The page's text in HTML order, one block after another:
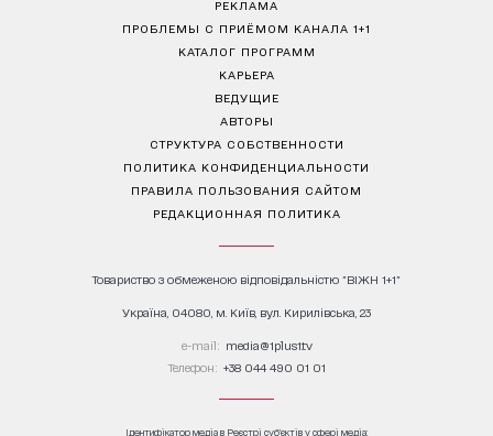
РЕКЛАМА
ПРОБЛЕМЫ С ПРИЁМОМ КАНАЛА 1+1
КАТАЛОГ ПРОГРАММ
КАРЬЕРА
ВЕДУЩИЕ
АВТОРЫ
СТРУКТУРА СОБСТВЕННОСТИ
ПОЛИТИКА КОНФИДЕНЦИАЛЬНОСТИ
ПРАВИЛА ПОЛЬЗОВАНИЯ САЙТОМ
РЕДАКЦИОННАЯ ПОЛИТИКА
Товариство з обмеженою відповідальністю "ВІЖН 1+1"
Україна, 04080, м. Київ, вул. Кирилівська, 23
е-mail: media@1plus1.tv
Телефон: +38 044 490 01 01
Ідентифікатор медіа в Реєстрі суб’єктів у сфері медіа: